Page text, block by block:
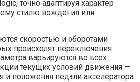
точно адаптируя характер
стилю вождения или
скоростью и оборотами
происходят переключения
варьируются во всех
текущих условий движения —
и положения педали акселератора.